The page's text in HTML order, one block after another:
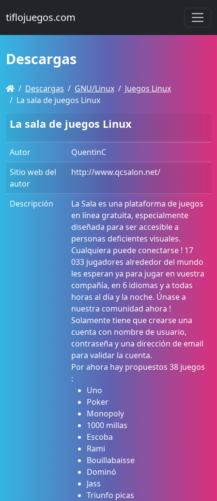
tiflojuegos.com
Descargas
Descargas GNU/Linux
Juegos Linux
La sala de juegos Linux
La sala de juegos Linux
Autor
QuentinC
Sitio web del
autor
http://www.qcsalon.net/
Descripción
La Sala es una plataforma de juegos
en línea gratuita, especialmente
diseñada para ser accesible a
personas deficientes visuales.
Cualquiera puede conectarse ! 17
033 jugadores alrededor del mundo
les esperan ya para jugar en vuestra
compañía, en 6 idiomas y a todas
horas al día y la noche. Únase a
nuestra comunidad ahora !
Solamente tiene que crearse una
cuenta con nombre de usuario,
contraseña y una dirección de email
para validar la cuenta.
Por ahora hay propuestos 38 juegos
:
Uno
Poker
Monopoly
1000 millas
Escoba
Rami
Bouillabaisse
Dominó
Jass
Triunfo picas